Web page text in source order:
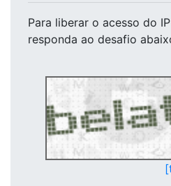
Para liberar o acesso do IP
responda ao desafio